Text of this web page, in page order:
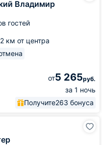
Владимир
гостей
км от центра
от5 265руб.
за 1 ночь
Получите263 бонуса